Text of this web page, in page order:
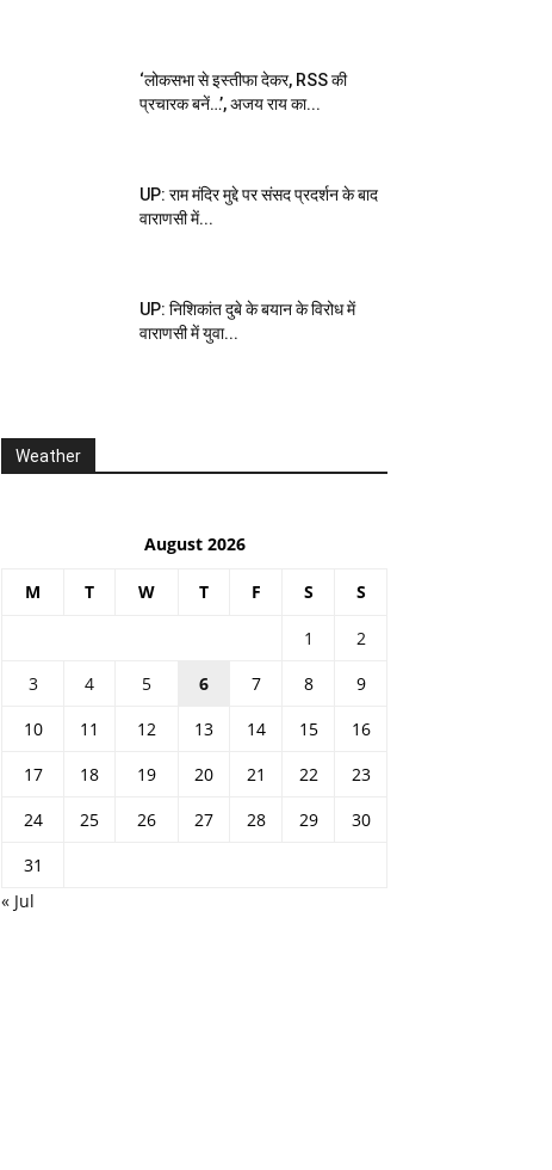
‘लोकसभा से इस्तीफा देकर, RSS की
प्रचारक बनें…’, अजय राय का...
UP: राम मंदिर मुद्दे पर संसद प्रदर्शन के बाद
वाराणसी में...
UP: निशिकांत दुबे के बयान के विरोध में
वाराणसी में युवा...
Weather
August 2026
M T W T F S S
1
2
3
4 5 6 7 8
9
10
11 12 13 14 15
16
17
18 19 20 21 22
23
24
25 26 27 28 29
30
31
« Jul